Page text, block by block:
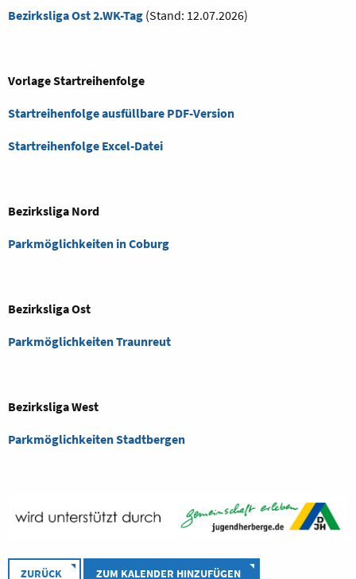
Bezirksliga Ost 2.WK-Tag (Stand: 12.07.2026)
Vorlage Startreihenfolge
Startreihenfolge ausfüllbare PDF-Version
Startreihenfolge Excel-Datei
Bezirksliga Nord
Parkmöglichkeiten in Coburg
Bezirksliga Ost
Parkmöglichkeiten Traunreut
Bezirksliga West
Parkmöglichkeiten Stadtbergen
ZURÜCK ZUM KALENDER HINZUFÜGEN